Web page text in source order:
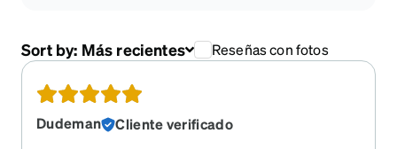
Sort by: Más recientes Reseñas con fotos
Dudeman
Cliente verificado